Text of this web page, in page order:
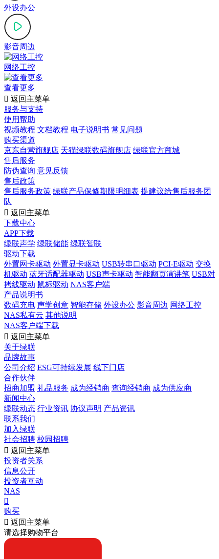
外设办公
影音周边
网络工控
查看更多
 返回主菜单
服务与支持
使用帮助
视频教程 文档教程 电子说明书 常见问题
购买渠道
京东自营旗舰店 天猫绿联数码旗舰店 绿联官方商城
售后服务
防伪查询 意见反馈
售后政策
售后服务政策 绿联产品保修期限明细表 提建议给售后服务团
队
 返回主菜单
下载中心
APP下载
绿联声学 绿联储能 绿联智联
驱动下载
外置网卡驱动 外置显卡驱动 USB转串口驱动 PCI-E驱动 交换
机驱动 蓝牙适配器驱动 USB声卡驱动 智能翻页演讲笔 USB对
拷线驱动 鼠标驱动 NAS客户端
产品说明书
数码充电 声学创意 智能存储 外设办公 影音周边 网络工控
NAS私有云 其他说明
NAS客户端下载
 返回主菜单
关于绿联
品牌故事
公司介绍 ESG可持续发展 线下门店
合作伙伴
招商加盟 礼品服务 成为经销商 查询经销商 成为供应商
新闻中心
绿联动态 行业资讯 协议声明 产品资讯
联系我们
加入绿联
社会招聘 校园招聘
 返回主菜单
投资者关系
信息公开
投资者互动
NAS

购买
 返回主菜单
请选择购物平台